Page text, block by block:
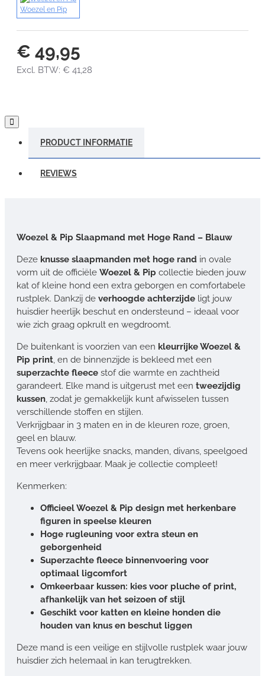
€ 49,95
Excl. BTW: € 41,28
Woezel en Pip
PRODUCT INFORMATIE
REVIEWS
Woezel & Pip Slaapmand met Hoge Rand – Blauw
Deze knusse slaapmanden met hoge rand in ovale
vorm uit de officiële Woezel & Pip collectie bieden jouw
kat of kleine hond een extra geborgen en comfortabele
rustplek. Dankzij de verhoogde achterzijde ligt jouw
huisdier heerlijk beschut en ondersteund – ideaal voor
wie zich graag opkrult en wegdroomt.
De buitenkant is voorzien van een kleurrijke Woezel &
Pip print, en de binnenzijde is bekleed met een
superzachte fleece stof die warmte en zachtheid
garandeert. Elke mand is uitgerust met een tweezijdig
kussen, zodat je gemakkelijk kunt afwisselen tussen
verschillende stoffen en stijlen.
Verkrijgbaar in 3 maten en in de kleuren roze, groen,
geel en blauw.
Tevens ook heerlijke snacks, manden, divans, speelgoed
en meer verkrijgbaar. Maak je collectie compleet!
Kenmerken:
Officieel Woezel & Pip design met herkenbare
figuren in speelse kleuren
Hoge rugleuning voor extra steun en
geborgenheid
Superzachte fleece binnenvoering voor
optimaal ligcomfort
Omkeerbaar kussen: kies voor pluche of print,
afhankelijk van het seizoen of stijl
Geschikt voor katten en kleine honden die
houden van knus en beschut liggen
Deze mand is een veilige en stijlvolle rustplek waar jouw
huisdier zich helemaal in kan terugtrekken.